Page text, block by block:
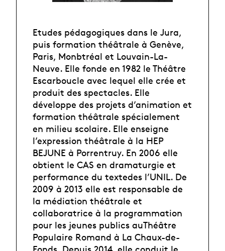
Etudes pédagogiques dans le Jura,
puis formation théâtrale à Genève,
Paris, Monbtréal et Louvain-La-
Neuve. Elle fonde en 1982 le Théâtre
Escarboucle avec lequel elle crée et
produit des spectacles. Elle
développe des projets d’animation et
formation théâtrale spécialement
en milieu scolaire. Elle enseigne
l’expression théâtrale à la HEP
BEJUNE à Porrentruy. En 2006 elle
obtient le CAS en dramaturgie et
performance du textedes l’UNIL. De
2009 à 2013 elle est responsable de
la médiation théâtrale et
collaboratrice à la programmation
pour les jeunes publics auThéâtre
Populaire Romand à La Chaux-de-